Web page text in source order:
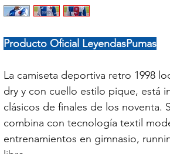
Producto Oficial LeyendasPumas
La camiseta deportiva retro 1998
dry y con cuello estilo pique, está
clásicos de finales de los noventa.
combina con tecnología textil
entrenamientos en gimnasio,